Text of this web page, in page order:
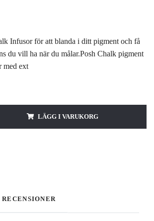
Infusor för att blanda i ditt pigment och få
du vill ha när du målar.Posh Chalk pigment
med ext
LÄGG I VARUKORG
RECENSIONER